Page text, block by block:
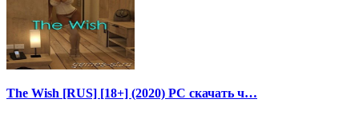
The Wish [RUS] [18+] (2020) PC скачать ч…